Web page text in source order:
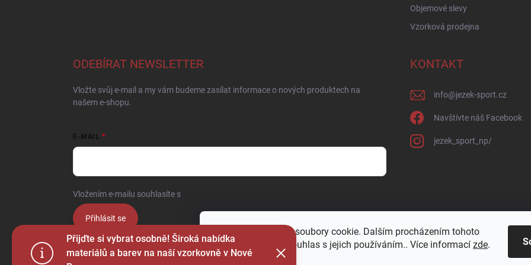
Tento web používá soubory cookie. Dalším procházením tohoto
webu vyjadřujete souhlas s jejich používáním.. Více informací zde.
Přijďte si vybrat osobně! Široká nabídka
materiálů a barev na naší vzorkovně v Nové
Objemové slevy
Vzorková prodejna
ODEBÍRAT NEWSLETTER
Vložte svůj e-mail a my vám budeme zasílat informace o nových produktech na
našem e-shopu.
E-MAIL
Vložením e-mailu souhlasíte s
Přihlásit se
KONTAKT
info@jezek-sport.cz
Navštivte náš Facebook
jezek_sport_np/